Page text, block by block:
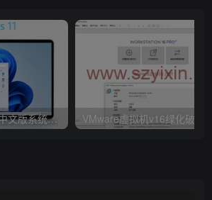
Windows 11 64位中文版系统官方正式版